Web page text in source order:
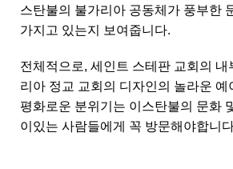
스탄불의 불가리아 공동체가 풍부한
가지고 있는지 보여줍니다.
전체적으로, 세인트 스테판 교회의
리아 정교 교회의 디자인의 놀라운 예
평화로운 분위기는 이스탄불의 문화
이있는 사람들에게 꼭 방문해야합니